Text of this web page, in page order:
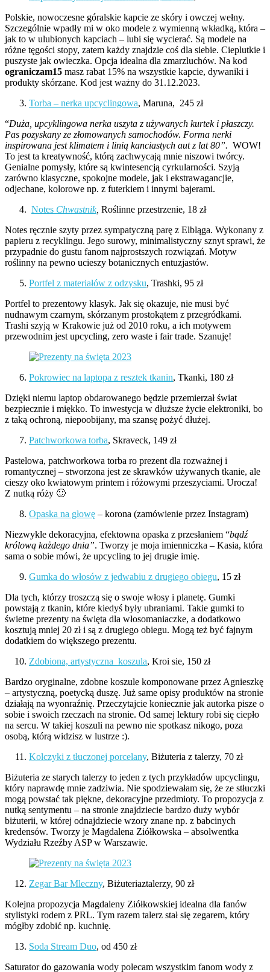
Polskie, nowoczesne góralskie kapcie ze skóry i owczej wełny.
Szczególnie wpadły mi w oko modele z wymienną wkładką, która –
jak to w ulubionych kapciach – lubi się wycierać. Są modele na
różne tęgości stopy, zatem każdy znajdzie coś dla siebie. Cieplutkie i
puszyste jak owieczka. Opcja idealna dla zmarzluchów. Na kod
ograniczam15 masz rabat 15% na wszystkie kapcie, dywaniki i
produkty skórzane. Kod jest ważny do 31.12.2023.
Torba – nerka upcyclingowa, Maruna, 245 zł
“Duża, upcyklingowa nerka uszyta z używanych kurtek i płaszczy.
Pas pozyskany ze złomowanych samochodów. Forma nerki
inspirowana jest klimatem i linią kanciastych aut z lat 80”. WOW!
To jest ta kreatywność, którą zachwycają mnie niszowi twórcy.
Genialne pomysły, które są kwintesencją cyrkularności. Szyją
zarówno klasyczne, spokojne modele, jak i ekstrawagancjie,
odjechane, kolorowe np. z futerkiem i innymi bajerami.
Notes Chwastnik, Roślinne przestrzenie, 18 zł
Notes ręcznie szyty przez sympatyczną parę z Elbląga. Wykonany z
papieru z recyklingu. Jego surowy, minimalistyczny sznyt sprawi, że
przypadnie do gustu fanom najprostszych rozwiązań. Motyw
roślinny na pewno ucieszy botanicznych entuzjastów.
Portfel z materiałów z odzysku, Trashki, 95 zł
Portfel to prezentowy klasyk. Jak się okazuje, nie musi być
nudnawym czarnym, skórzanym prostokątem z przegródkami.
Trashi szyją w Krakowie już od 2010 roku, a ich motywem
przewodnim jest upcycling, zero waste i fair trade. Szanuję!
Pokrowiec na laptopa z resztek tkanin, Tkanki, 180 zł
Dzięki niemu laptop obdarowanego będzie przemierzał świat
bezpiecznie i miękko. To inwestycja w dłuższe życie elektroniki, bo
z taką ochroną, niepoobijany, ma szansę pożyć dłużej.
Patchworkowa torba, Skraveck, 149 zł
Pastelowa, patchworkowa torba ro prezent dla rozważnej i
romantycznej – stworzona jest ze skrawków używanych tkanie, ale
cieszy oko kwiatowym printem i różowymi przeszyciami. Urocza!
Z nutką róży 🙂
Opaska na głowę – korona (zamówienie przez Instagram)
Niezwykle dekoracyjna, efektowna opaska z przesłaniem “bądź
królową każdego dnia”. Tworzy je moja imienniczka – Kasia, która
sama o sobie mówi, że upcycling to jej drugie imię.
Gumka do włosów z jedwabiu z drugiego obiegu, 15 zł
Dla tych, którzy troszczą się o swoje włosy i planetę. Gumki
powstają z tkanin, które kiedyś były ubraniami. Takie gumki to
świetne prezenty na święta dla włosomaniaczke, a dodatkowo
kosztują mniej 20 zł i są z drugiego obiegu. Mogą też być fajnym
dodatkiem do większego prezentu.
Zdobiona, artystyczna koszula, Kroi sie, 150 zł
Bardzo oryginalne, zdobne koszule komponowane przez Agnieszkę
– artystyczną, poetycką duszę. Już same opisy produktów na stronie
działają na wyonraźnię. Przeczytajcie koniecznie jak autorka pisze o
sobie i swoich rzeczach na stronie. Od samej lektury robi się ciepło
na sercu. W takiej koszuli na pewno nie spotkasz nikogo, poza
osobą, którą widzisz w lustrze :).
Kolczyki z tłuczonej porcelany, Biżuteria z talerzy, 70 zł
Biżuteria ze starych talerzy to jeden z tych przykładów upcyclingu,
który naprawdę mnie zadziwia. Nie spodziewałam się, że ze stłuczki
mogą powstać tak piękne, dekoracyjne przedmioty. To propozycja z
nutką sentymentu – na stronie znajdziecie bardzo duży wybór
biżuterii, w której odnajdziecie wzory znane np. z babcinych
kredensów. Tworzy je Magdalena Ziółkowska – absolwentka
Wydziału Rzeźby ASP w Warszawie.
Zegar Bar Mleczny, Biżuteriaztalerzy, 90 zł
Kolejna propozycja Magdaleny Ziółkowskiej idealna dla fanów
stylistyki rodem z PRL. Tym razem talerz stał się zegarem, który
mógłby zdobić np. kuchnię.
Soda Stream Duo, od 450 zł
Saturator do gazowania wody polecam wszystkim fanom wody z